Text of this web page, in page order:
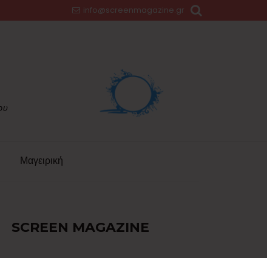
info@screenmagazine.gr
Μαγειρική
SCREEN MAGAZINE